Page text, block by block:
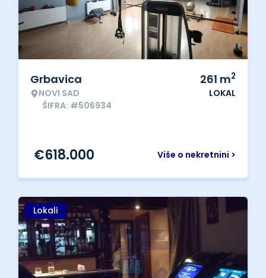
Grbavica
NOVI SAD
ŠIFRA: #506934
261 m2
LOKAL
Više o nekretnini >
€618.000
Lokali